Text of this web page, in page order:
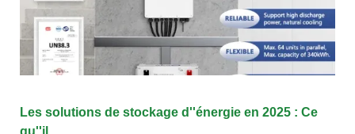
Les solutions de stockage d''énergie en 2025 : Ce
qu''il